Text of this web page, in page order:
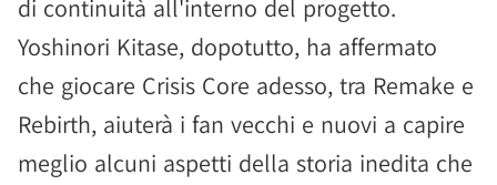
di continuità all'interno del progetto.
Yoshinori Kitase, dopotutto, ha affermato
che giocare Crisis Core adesso, tra Remake e
Rebirth, aiuterà i fan vecchi e nuovi a capire
meglio alcuni aspetti della storia inedita che